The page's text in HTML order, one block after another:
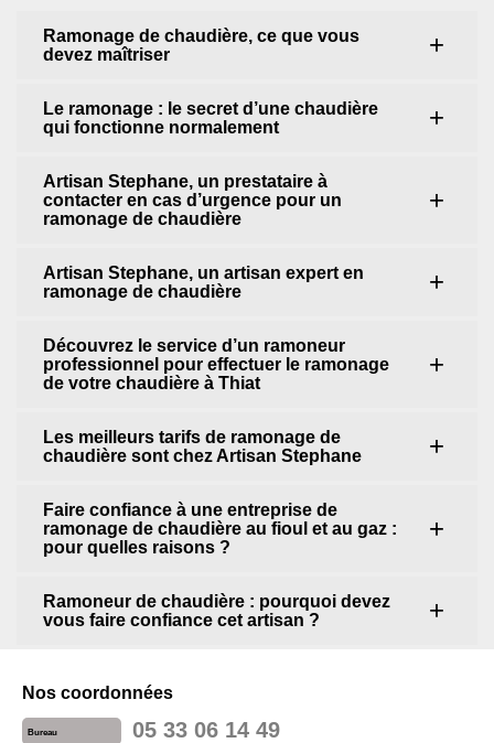
Ramonage de chaudière, ce que vous
devez maîtriser
Le ramonage : le secret d’une chaudière
qui fonctionne normalement
Artisan Stephane, un prestataire à
contacter en cas d’urgence pour un
ramonage de chaudière
Artisan Stephane, un artisan expert en
ramonage de chaudière
Découvrez le service d’un ramoneur
professionnel pour effectuer le ramonage
de votre chaudière à Thiat
Les meilleurs tarifs de ramonage de
chaudière sont chez Artisan Stephane
Faire confiance à une entreprise de
ramonage de chaudière au fioul et au gaz :
pour quelles raisons ?
Ramoneur de chaudière : pourquoi devez
vous faire confiance cet artisan ?
Nos coordonnées
Bureau 05 33 06 14 49